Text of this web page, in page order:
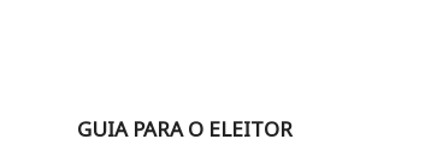
GUIA PARA O ELEITOR